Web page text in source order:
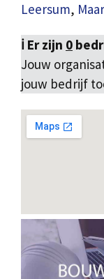
Leersum,
ℹ️ Er zijn 0
Jouw
jouw bedrijf